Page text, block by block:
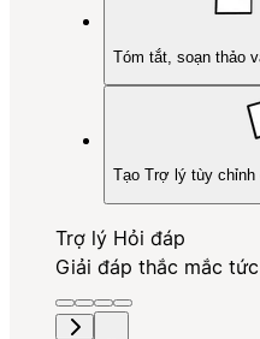
Tóm tắt, soạn thảo
Tạo Trợ lý tùy chỉnh
Trợ lý Hỏi đáp
Giải đáp thắc mắc